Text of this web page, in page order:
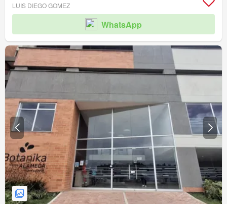
LUIS DIEGO GOMEZ
WhatsApp